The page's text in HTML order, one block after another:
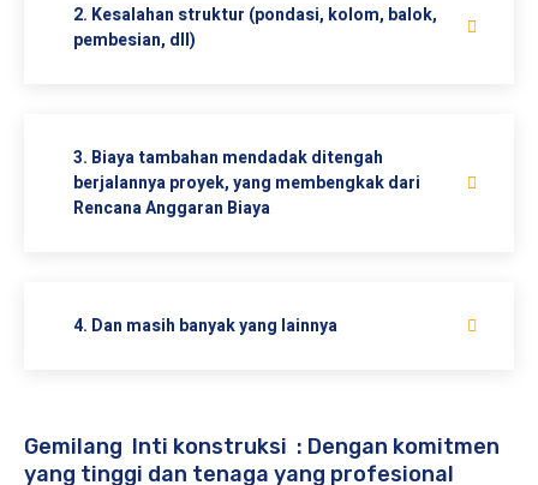
2. Kesalahan struktur (pondasi, kolom, balok,
pembesian, dll)
3. Biaya tambahan mendadak ditengah
berjalannya proyek, yang membengkak dari
Rencana Anggaran Biaya
4. Dan masih banyak yang lainnya
Gemilang Inti konstruksi : Dengan komitmen
yang tinggi dan tenaga yang profesional